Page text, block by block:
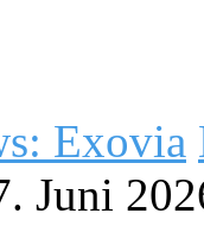
Exovia
Juni